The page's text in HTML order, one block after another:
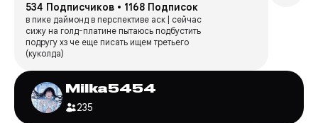
534 Подписчиков • 1168 Подписок
в пике даймонд в перспективе аск | сейчас
сижу на голд-платине пытаюсь подбустить
подругу хз че еще писать ищем третьего
(куколда)
Milka5454
235